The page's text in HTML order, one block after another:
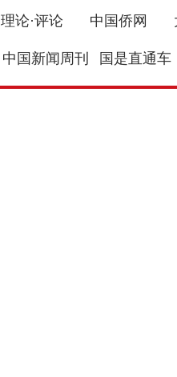
理论·评论 中国侨网
中国新闻周刊 国是直通车